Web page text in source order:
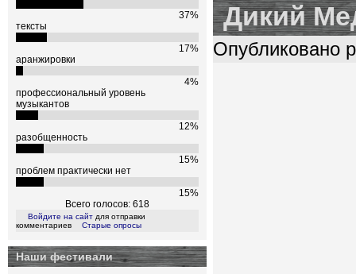
37%
тексты
17%
аранжировки
4%
профессиональный уровень
музыкантов
12%
разобщенность
15%
проблем практически нет
15%
Всего голосов: 618
Войдите на сайт для отправки
комментариев
Старые опросы
Наши фестивали
Дикий
Опубликовано